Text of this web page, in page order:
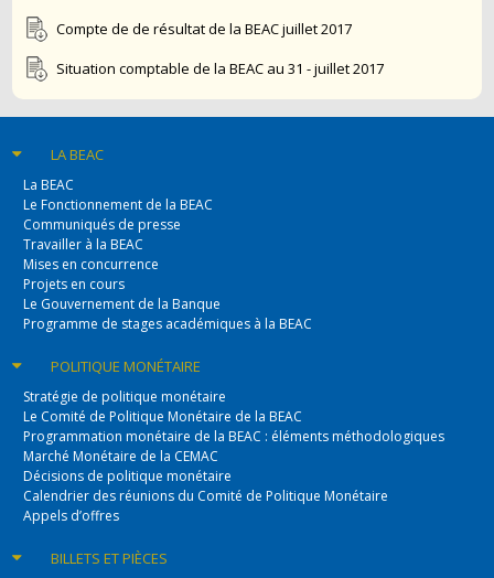
Compte de de résultat de la BEAC juillet 2017
Situation comptable de la BEAC au 31 - juillet 2017
LA BEAC
La BEAC
Le Fonctionnement de la BEAC
Communiqués de presse
Travailler à la BEAC
Mises en concurrence
Projets en cours
Le Gouvernement de la Banque
Programme de stages académiques à la BEAC
POLITIQUEMONÉTAIRE
Stratégie de politique monétaire
Le Comité de Politique Monétaire de la BEAC
Programmation monétaire de la BEAC : éléments méthodologiques
Marché Monétaire de la CEMAC
Décisions de politique monétaire
Calendrier des réunions du Comité de Politique Monétaire
Appels d’offres
BILLETSET PIÈCES